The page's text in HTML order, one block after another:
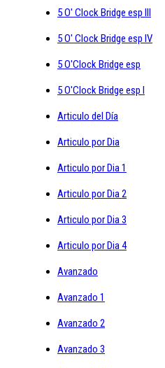
5 O' Clock Bridge esp III
5 O' Clock Bridge esp IV
5 O'Clock Bridge esp
5 O'Clock Bridge esp I
Articulo del Día
Articulo por Dia
Articulo por Dia 1
Articulo por Dia 2
Articulo por Dia 3
Articulo por Dia 4
Avanzado
Avanzado 1
Avanzado 2
Avanzado 3